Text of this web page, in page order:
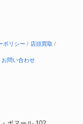
ポリシー 店頭買取
お問い合わせ